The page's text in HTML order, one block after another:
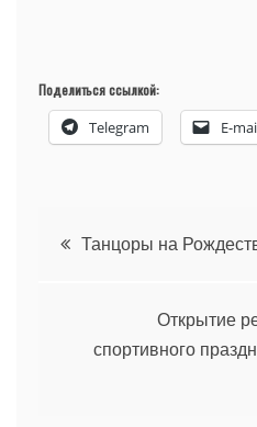
Поделиться ссылкой:
Telegram E-
Навигация
записям
Танцоры на
Открытие
спортивного